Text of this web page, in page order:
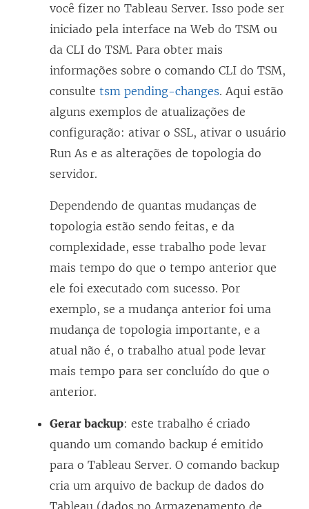
você fizer no Tableau Server. Isso pode ser
iniciado pela interface na Web do TSM ou
da CLI do TSM. Para obter mais
informações sobre o comando CLI do TSM,
consulte tsm pending-changes. Aqui estão
alguns exemplos de atualizações de
configuração: ativar o SSL, ativar o usuário
Run As e as alterações de topologia do
servidor.
Dependendo de quantas mudanças de
topologia estão sendo feitas, e da
complexidade, esse trabalho pode levar
mais tempo do que o tempo anterior que
ele foi executado com sucesso. Por
exemplo, se a mudança anterior foi uma
mudança de topologia importante, e a
atual não é, o trabalho atual pode levar
mais tempo para ser concluído do que o
anterior.
Gerar backup: este trabalho é criado
quando um comando backup é emitido
para o Tableau Server. O comando backup
cria um arquivo de backup de dados do
Tableau (dados no Armazenamento de